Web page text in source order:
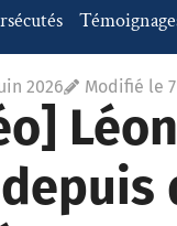
2026 Modifié le